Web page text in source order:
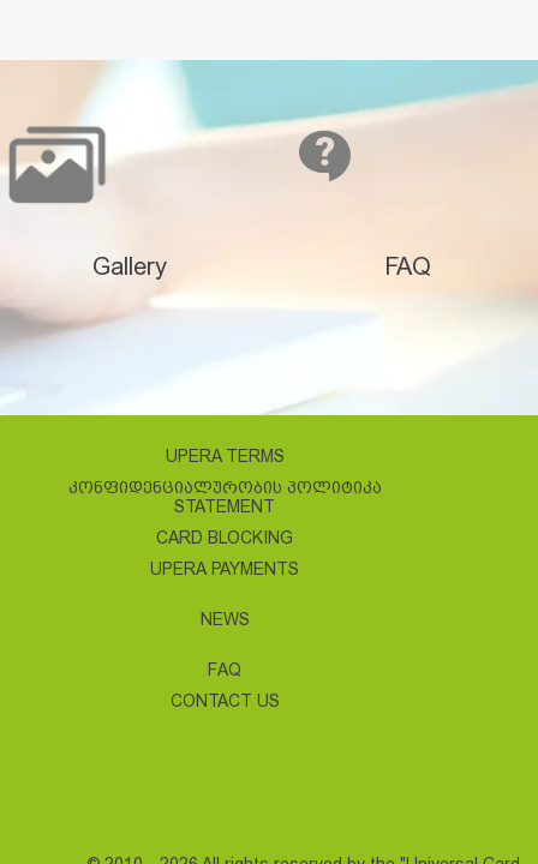
Gallery FAQ
UPERA TERMS
ᲙᲝᲜᲤᲘᲓᲔᲜᲪᲘᲐᲚᲣᲠᲝᲑᲘᲡ ᲞᲝᲚᲘᲢᲘᲙᲐ
STATEMENT
CARD BLOCKING
UPERA PAYMENTS
NEWS
FAQ
CONTACT US